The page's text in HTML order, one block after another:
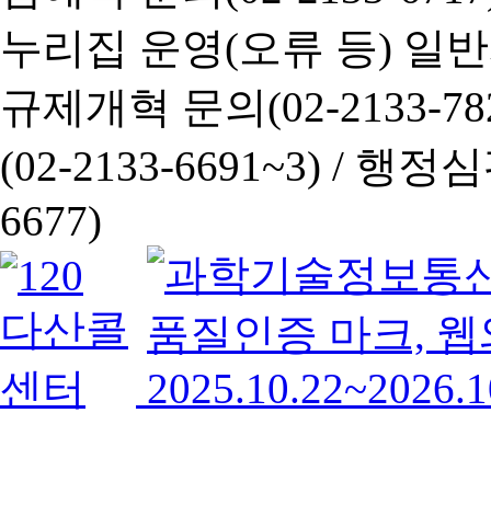
누리집 운영(오류 등) 일
규제개혁 문의(02-2133-
(02-2133-6691~3) / 행정심
6677)